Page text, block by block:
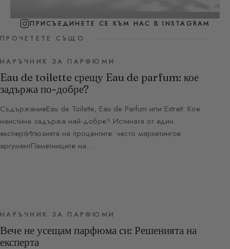
ПРИСЪЕДИНЕТЕ СЕ КЪМ НАС В INSTAGRAM
ПРОЧЕТЕТЕ СЪЩО
НАРЪЧНИК ЗА ПАРФЮМИ
Eau de toilette срещу Eau de parfum: кое
задържа по-добре?
СъдържаниеEau de Toilette, Eau de Parfum или Extrait: Кое
наистина задържа най-добре? Истината от един
експертИлюзията на процентите: често маркетингов
аргументПаметниците на…
НАРЪЧНИК ЗА ПАРФЮМИ
Вече не усещам парфюма си: Решенията на
експерта